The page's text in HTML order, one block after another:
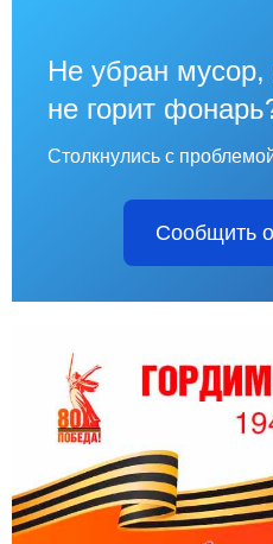
Не убран мусор,
не горит
Столкнулись с
Сообщить